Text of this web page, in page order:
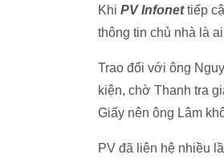
Khi PV Infonettiếp
thông tin chủ nhà là
Trao đổi với ông
kiện, chờ Thanh tra
Giấy nên ông Lâm
PV đã liên hệ nhiều